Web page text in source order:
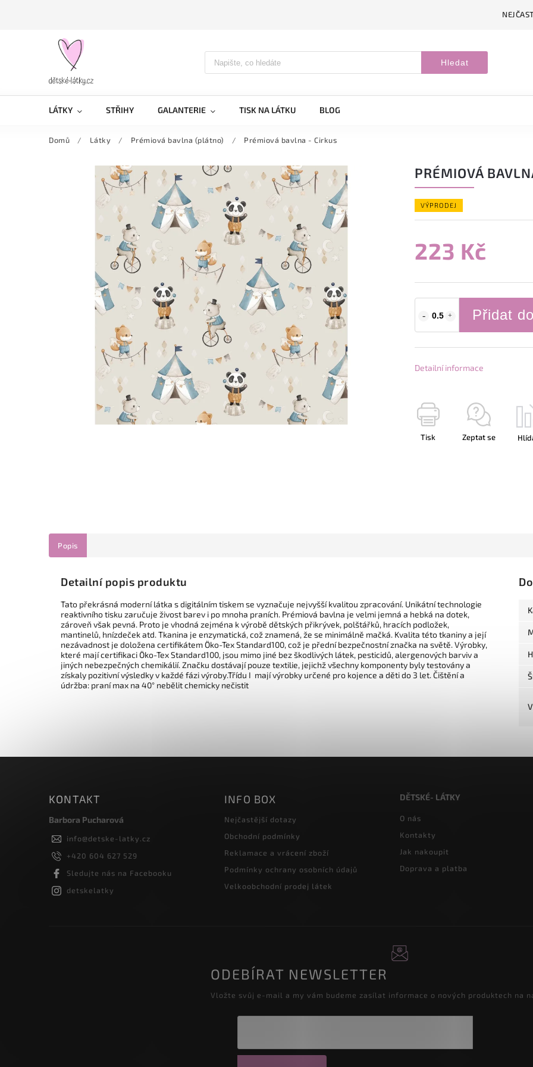
Hledat
LÁTKY STŘIHY GALANTERIE TISK NA LÁTKU BLOG
Domů / Látky / Prémiová bavlna (plátno) / Prémiová bavlna - Cirkus
PRÉMIOVÁ
VÝPRODEJ
223 Kč
Přidat
Detailní informace
Tisk Zeptat se
Popis
Detailní popis produktu
Tato překrásná moderní látka s digitálním tiskem se vyznačuje nejvyšší kvalitou zpracování. Unikátní technologie
reaktivního tisku zaručuje živost barev i po mnoha praních. Prémiová bavlna je velmi jemná a hebká na dotek,
zároveň však pevná. Proto je vhodná zejména k výrobě dětských přikrývek, polštářků, hracích podložek,
mantinelů, hnízdeček atd. Tkanina je enzymatická, což znamená, že se minimálně mačká. Kvalita této tkaniny a její
nezávadnost je doložena certifikátem Öko-Tex Standard100, což je přední bezpečnostní značka na světě. Výrobky,
které mají certifikaci Öko-Tex Standard100, jsou mimo jiné bez škodlivých látek, pesticidů, alergenových barviv a
jiných nebezpečných chemikálií. Značku dostávají pouze textilie, jejichž všechny komponenty byly testovány a
získaly pozitivní výsledky v každé fázi výroby.Třídu I mají výrobky určené pro kojence a děti do 3 let. Čištění a
údržba: praní max na 40° nebělit chemicky nečistit
KONTAKT
Barbora Pucharová
info@detske-latky.cz
+420 604 627 529
Sledujte nás na Facebooku
detskelatky
INFO BOX
Nejčastější dotazy
Obchodní podmínky
Reklamace a vrácení zboží
Podmínky ochrany osobních údajů
Velkoobchodní prodej látek
DĚTSKÉ- LÁTKY
O nás
Kontakty
Jak nakoupit
Doprava a platba
ODEBÍRAT NEWSLETTER
Vložte svůj e-mail a my vám budeme zasílat informace o nových produktech na